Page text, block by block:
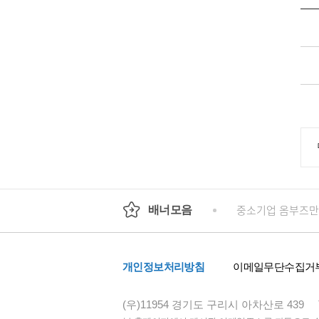
배너모음
경기도청 행정안전부 중소기업 옴부즈만
개인정보처리방침 이메일무단수집거
(우)11954 경기도 구리시 아차산로 439